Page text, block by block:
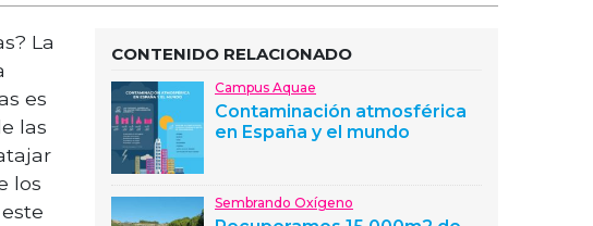
La
es
las
los
CONTENIDO RELACIONADO
Campus Aquae
Contaminación atmosférica
en España y el mundo
Sembrando Oxígeno